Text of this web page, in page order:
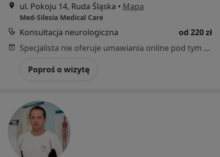
ul. Pokoju 14, Ruda Śląska • Mapa
Med-Silesia Medical Care
Konsultacja neurologiczna
od 220 zł
Specjalista nie oferuje umawiania online pod tym adresem.
Poproś o wizytę